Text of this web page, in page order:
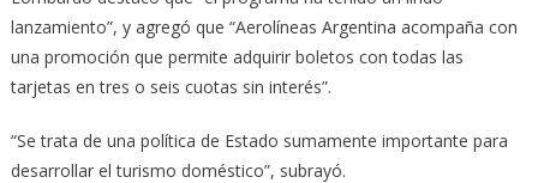
lanzamiento”, y agregó que “Aerolíneas Argentina acompaña con
una promoción que permite adquirir boletos con todas las
tarjetas en tres o seis cuotas sin interés”.
“Se trata de una política de Estado sumamente importante para
desarrollar el turismo doméstico”, subrayó.